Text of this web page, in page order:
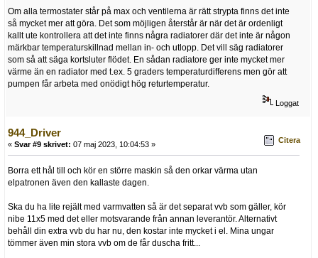
Om alla termostater står på max och ventilerna är rätt strypta finns det inte
så mycket mer att göra. Det som möjligen återstår är när det är ordenligt
kallt ute kontrollera att det inte finns några radiatorer där det inte är någon
märkbar temperaturskillnad mellan in- och utlopp. Det vill säg radiatorer
som så att säga kortsluter flödet. En sådan radiatore ger inte mycket mer
värme än en radiator med t.ex. 5 graders temperaturdifferens men gör att
pumpen får arbeta med onödigt hög returtemperatur.
Loggat
944_Driver
« Svar #9 skrivet: 07 maj 2023, 10:04:53 » Citera
Borra ett hål till och kör en större maskin så den orkar värma utan
elpatronen även den kallaste dagen.
Ska du ha lite rejält med varmvatten så är det separat vvb som gäller, kör
nibe 11x5 med det eller motsvarande från annan leverantör. Alternativt
behåll din extra vvb du har nu, den kostar inte mycket i el. Mina ungar
tömmer även min stora vvb om de får duscha fritt...